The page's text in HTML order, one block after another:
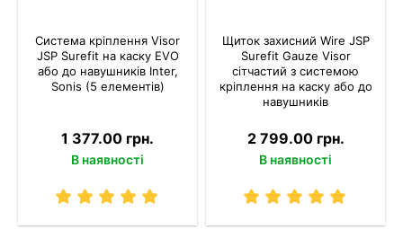
Система кріплення Visor
JSP Surefit на каску EVO
або до навушників Inter,
Sonis (5 елементів)
1 377.00 грн.
В наявності
Щиток захисний Wire JSP
Surefit Gauze Visor
сітчастий з системою
кріплення на каску або до
навушників
2 799.00 грн.
В наявності